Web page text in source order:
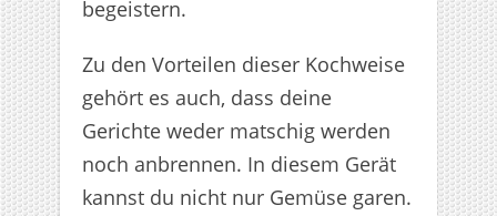
begeistern.
Zu den Vorteilen dieser Kochweise
gehört es auch, dass deine
Gerichte weder matschig werden
noch anbrennen. In diesem Gerät
kannst du nicht nur Gemüse garen.